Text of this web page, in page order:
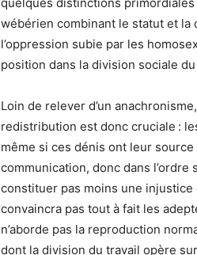
wébérien combinant le statut et la
l’oppression subie par les
position dans la division sociale
Loin de relever d’un
redistribution est donc cruciale :
même si ces dénis ont leur
communication, donc dans l’ordre
constituer pas moins une
convaincra pas tout à fait les
n’aborde pas la reproduction
dont la division du travail opère